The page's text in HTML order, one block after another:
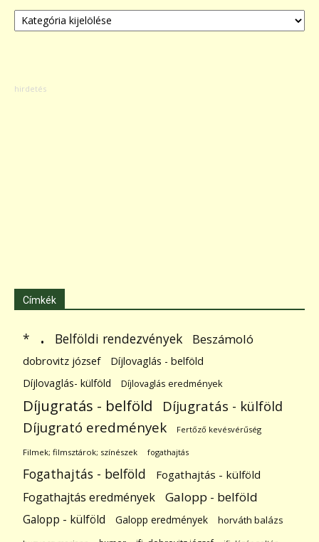
Kategóriák
Címkék
* . Belföldi rendezvények Beszámoló
dobrovitz józsef
Díjlovaglás - belföld
Díjlovaglás- külföld
Díjlovaglás eredmények
Díjugratás - belföld Díjugratás - külföld
Díjugrató eredmények Fertőző kevésvérűség
Filmek; filmsztárok; színészek fogathajtás
Fogathajtás - belföld Fogathajtás - külföld
Fogathajtás eredmények Galopp - belföld
Galopp - külföld Galopp eredmények horváth balázs